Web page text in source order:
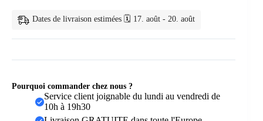
Dates de livraison estimées 🗓️ 17. août - 20. août
Pourquoi commander chez nous ?
Service client joignable du lundi au vendredi de
10h à 19h30